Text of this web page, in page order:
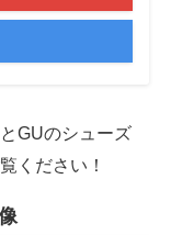
GUのシューズ
ください！